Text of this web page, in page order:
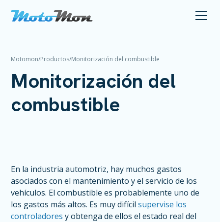
Motomon/Productos/Monitorización del combustible
Monitorización del
combustible
En la industria automotriz, hay muchos gastos
asociados con el mantenimiento y el servicio de los
vehículos. El combustible es probablemente uno de
los gastos más altos. Es muy difícilsupervise los
controladores y obtenga de ellos el estado real del